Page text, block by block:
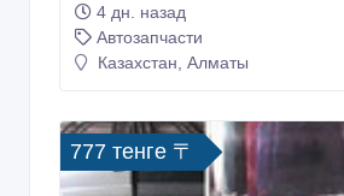
4 дн. назад
Автозапчасти
Казахстан, Алматы
777 тенге 〒